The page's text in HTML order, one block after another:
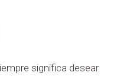
significa desear